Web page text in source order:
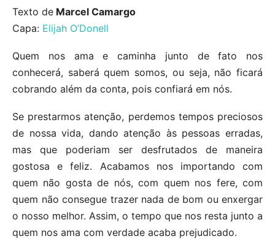
Texto de Marcel Camargo
Capa: Elijah O’Donell
Quem nos ama e caminha junto de fato nos
conhecerá, saberá quem somos, ou seja, não ficará
cobrando além da conta, pois confiará em nós.
Se prestarmos atenção, perdemos tempos preciosos
de nossa vida, dando atenção às pessoas erradas,
mas que poderiam ser desfrutados de maneira
gostosa e feliz. Acabamos nos importando com
quem não gosta de nós, com quem nos fere, com
quem não consegue trazer nada de bom ou enxergar
o nosso melhor. Assim, o tempo que nos resta junto a
quem nos ama com verdade acaba prejudicado.